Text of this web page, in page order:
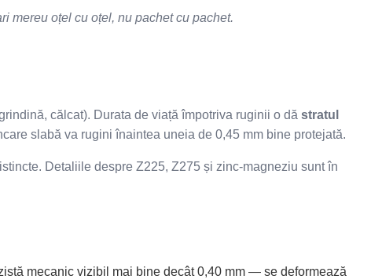
mereu oțel cu oțel, nu pachet cu pachet.
călcat). Durata de viață împotriva ruginii o dă stratul
slabă va rugini înaintea uneia de 0,45 mm bine protejată.
Detaliile despre Z225, Z275 și zinc-magneziu sunt în
mecanic vizibil mai bine decât 0,40 mm — se deformează